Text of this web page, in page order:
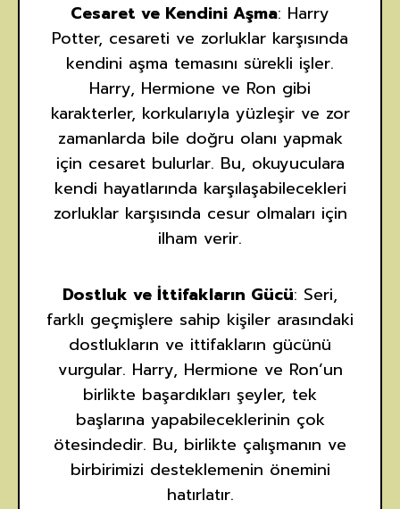
Cesaret ve Kendini Aşma: Harry
Potter, cesareti ve zorluklar karşısında
kendini aşma temasını sürekli işler.
Harry, Hermione ve Ron gibi
karakterler, korkularıyla yüzleşir ve zor
zamanlarda bile doğru olanı yapmak
için cesaret bulurlar. Bu, okuyuculara
kendi hayatlarında karşılaşabilecekleri
zorluklar karşısında cesur olmaları için
ilham verir.
Dostluk ve İttifakların Gücü: Seri,
farklı geçmişlere sahip kişiler arasındaki
dostlukların ve ittifakların gücünü
vurgular. Harry, Hermione ve Ron’un
birlikte başardıkları şeyler, tek
başlarına yapabileceklerinin çok
ötesindedir. Bu, birlikte çalışmanın ve
birbirimizi desteklemenin önemini
hatırlatır.